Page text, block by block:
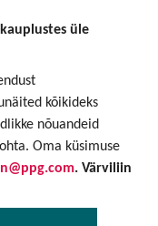
üle
kõikideks
nõuandeid
Oma küsimuse
. Värviliin